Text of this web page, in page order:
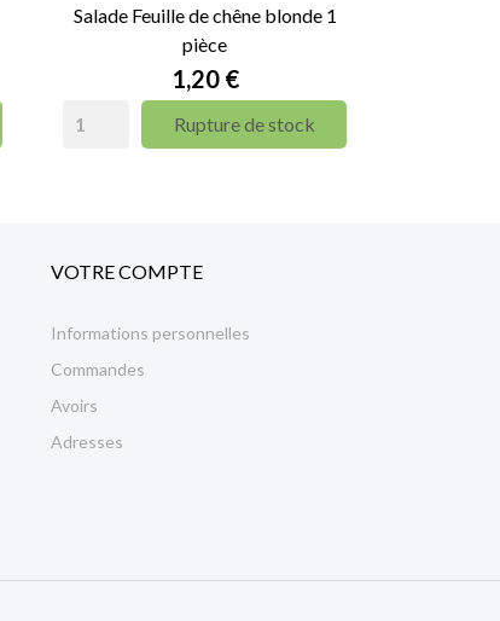
Salade Feuille de chêne blonde 1
pièce
Prix
1,20 €
Rupture de stock
VOTRE COMPTE
Informations personnelles
Commandes
Avoirs
Adresses